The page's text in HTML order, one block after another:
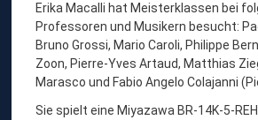
Erika Macalli hat Meisterklassen bei
Professoren und Musikern besucht:
Bruno Grossi, Mario Caroli, Philippe
Zoon, Pierre-Yves Artaud, Matthias
Marasco und Fabio Angelo Colajanni
Sie spielt eine Miyazawa BR-14K-5-